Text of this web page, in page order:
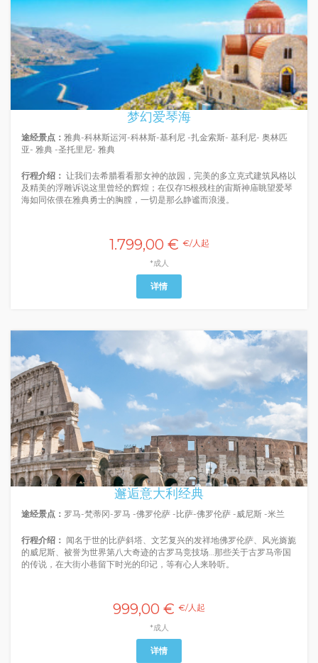
梦幻爱琴海
途经景点： 雅典-科林斯运河-科林斯-基利尼 -扎金索斯- 基利尼- 奥林匹
亚- 雅典 -圣托里尼- 雅典
行程介绍： 让我们去希腊看看那女神的故园，完美的多立克式建筑风格以
及精美的浮雕诉说这里曾经的辉煌；在仅存15根残柱的宙斯神庙眺望爱琴
海如同依偎在雅典勇士的胸膛，一切是那么静谧而浪漫。
1.799,00 € €/人起
*成人
详情
邂逅意大利经典
途经景点： 罗马-梵蒂冈-罗马 -佛罗伦萨 -比萨-佛罗伦萨 -威尼斯 -米兰
行程介绍： 闻名于世的比萨斜塔、文艺复兴的发祥地佛罗伦萨、风光旖旎
的威尼斯、被誉为世界第八大奇迹的古罗马竞技场…那些关于古罗马帝国
的传说，在大街小巷留下时光的印记，等有心人来聆听。
999,00 € €/人起
*成人
详情